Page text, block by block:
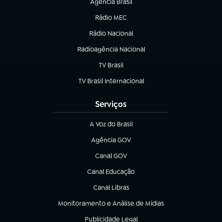
(abre em nova aba)
Rádio MEC
(abre em nova aba)
Rádio Nacional
Radioagência Nacional
(abre em nova aba)
TV Brasil
(abre em nova aba)
TV Brasil Internacional
(abre em nova aba)
Serviços
A Voz do Brasil
(abre em nova aba)
Agência GOV
(abre em nova aba)
Canal GOV
(abre em nova aba)
Canal Educação
(abre em nova aba)
Canal Libras
(abre em nova aba)
Monitoramento e Análise de Mídias
(abre em nova aba)
Publicidade Legal